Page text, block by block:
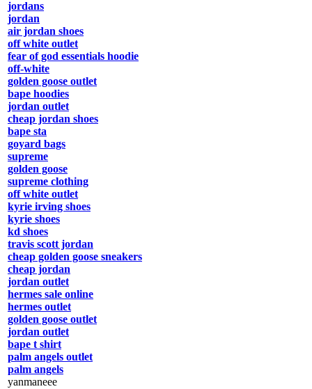
jordans
jordan
air jordan shoes
off white outlet
fear of god essentials hoodie
off-white
golden goose outlet
bape hoodies
jordan outlet
cheap jordan shoes
bape sta
goyard bags
supreme
golden goose
supreme clothing
off white outlet
kyrie irving shoes
kyrie shoes
kd shoes
travis scott jordan
cheap golden goose sneakers
cheap jordan
jordan outlet
hermes sale online
hermes outlet
golden goose outlet
jordan outlet
bape t shirt
palm angels outlet
palm angels
yanmaneee